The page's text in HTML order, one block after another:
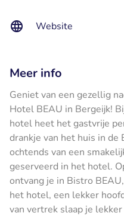
Website
Meer info
Geniet van een gezellig
Hotel BEAU in Bergeijk!
hotel heet het gastvrije
drankje van het huis in de
ochtends van een
geserveerd in het hotel.
ontvang je in Bistro
het hotel, een lekker
van vertrek slaap je